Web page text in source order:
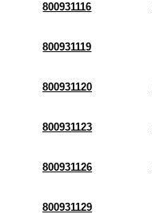
800931116
800931119
800931120
800931123
800931126
800931129